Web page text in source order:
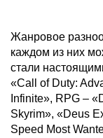
Жанровое
каждом из них
стали
«Call of Duty:
Infinite», RPG –
Skyrim», «Deus
Speed Most